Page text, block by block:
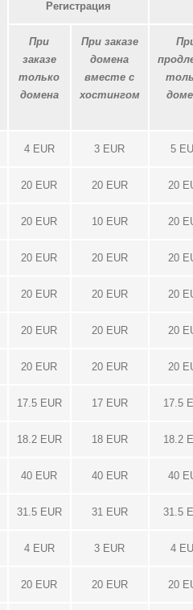
Регистрация
При
заказе
только
домена
При заказе
домена
вместе с
хостингом
4 EUR 3 EUR 5
20 EUR 20 EUR 20
20 EUR 10 EUR 20
20 EUR 20 EUR 20
20 EUR 20 EUR 20
20 EUR 20 EUR 20
20 EUR 20 EUR 20
17.5 EUR 17 EUR 17.5
18.2 EUR 18 EUR 18.2
40 EUR 40 EUR 40
31.5 EUR 31 EUR 31.5
4 EUR 3 EUR 4
20 EUR 20 EUR 20